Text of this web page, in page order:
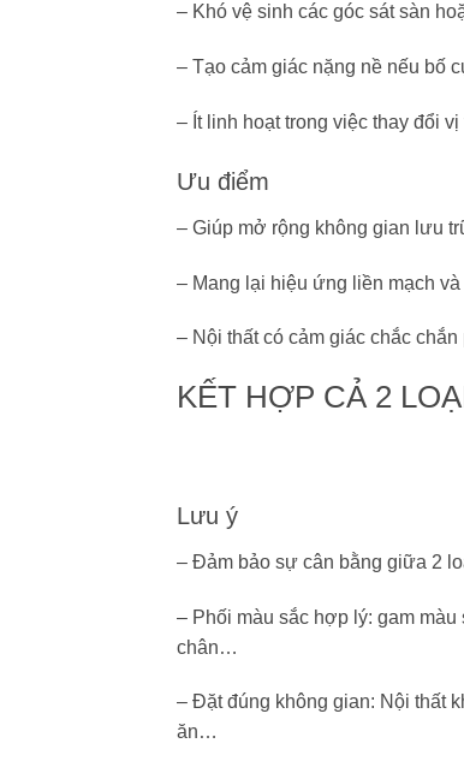
– Khó vệ sinh các góc sát sàn
– Tạo cảm giác nặng nề nếu bố
– Ít linh hoạt trong việc thay đổi
Ưu điểm
– Giúp mở rộng không gian lưu
– Mang lại hiệu ứng liền mạch
– Nội thất có cảm giác chắc
KẾT HỢP CẢ 2
Lưu ý
– Đảm bảo sự cân bằng giữa 2
– Phối màu sắc hợp lý: gam
chân…
– Đặt đúng không gian: Nội thất
ăn…